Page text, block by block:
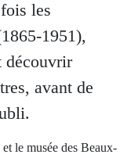
les
1951),
découvrir
avant de
le musée des Beaux-